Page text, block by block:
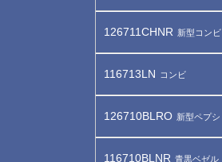
126711CHNR 新型コンビ
116713LN コンビ
126710BLRO 新型ペプシ
116710BLNR 青黒ベゼル